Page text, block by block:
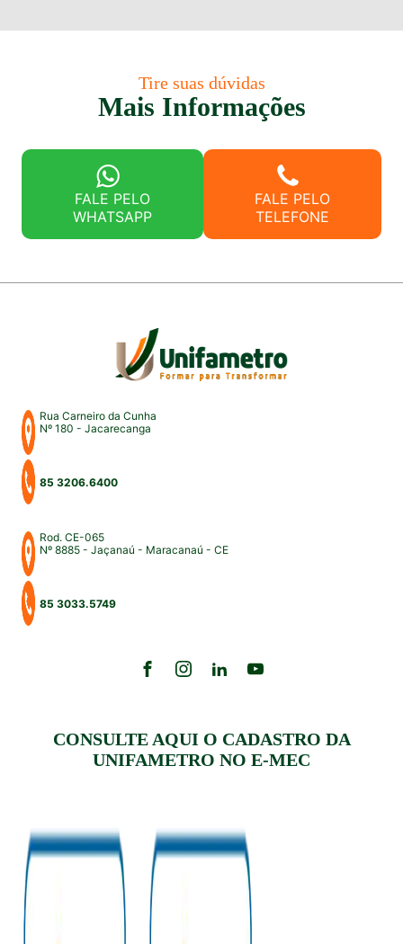
Tire suas dúvidas
Mais Informações
FALE PELO
WHATSAPP
FALE PELO
TELEFONE
Rua Carneiro da Cunha
Nº 180 - Jacarecanga
85 3206.6400
Rod. CE-065
Nº 8885 - Jaçanaú - Maracanaú - CE
85 3033.5749
CONSULTE AQUI O CADASTRO DA
UNIFAMETRO NO E-MEC